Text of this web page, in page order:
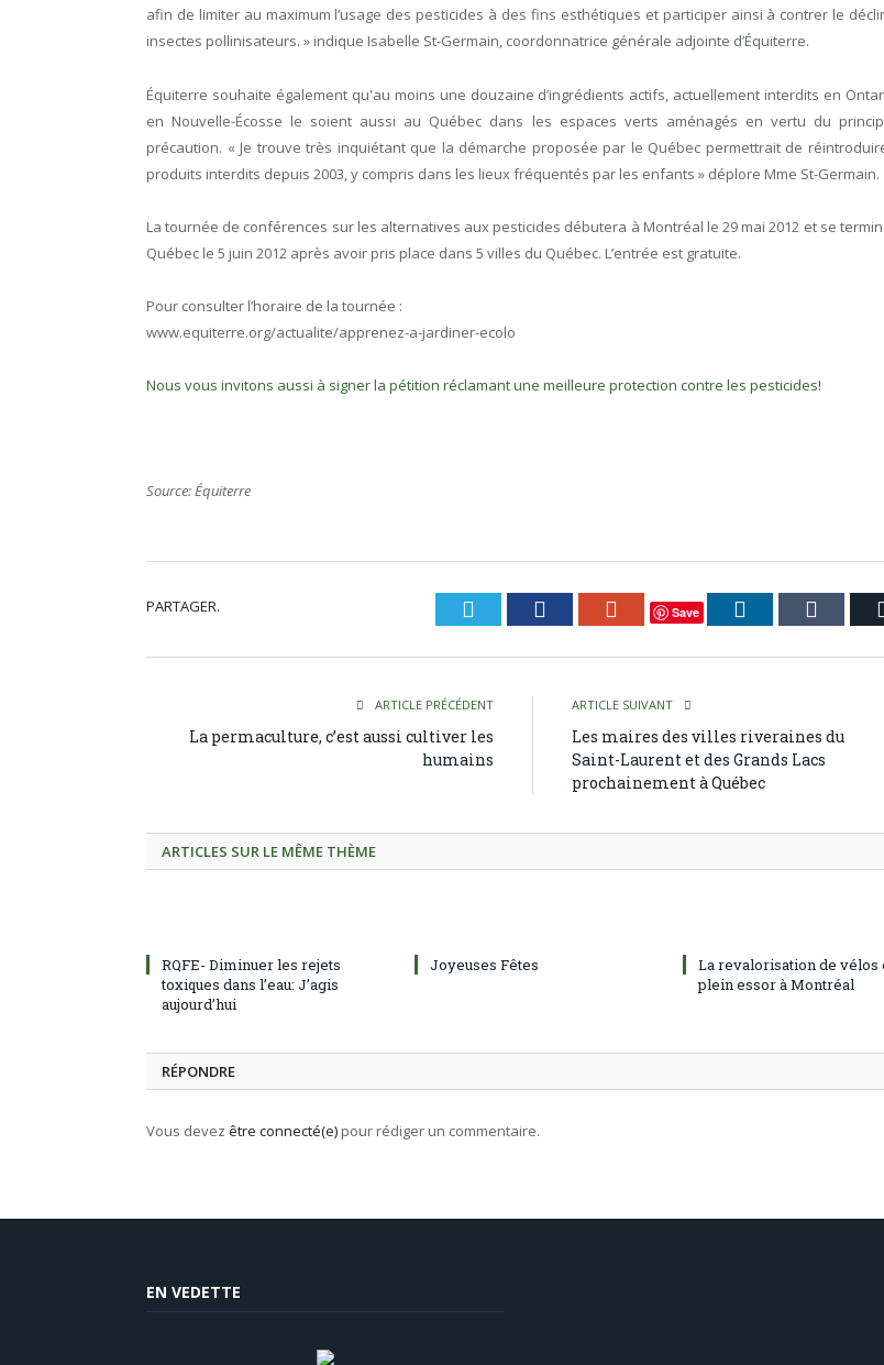
afin de limiter au maximum l’usage des pesticides à des fins esthétiques et participer ainsi à contrer le
insectes pollinisateurs. » indique Isabelle St-Germain, coordonnatrice générale adjointe d’Équiterre.
Équiterre souhaite également qu'au moins une douzaine d’ingrédients actifs, actuellement interdits en
en Nouvelle-Écosse le soient aussi au Québec dans les espaces verts aménagés en vertu du
précaution. « Je trouve très inquiétant que la démarche proposée par le Québec permettrait de
produits interdits depuis 2003, y compris dans les lieux fréquentés par les enfants » déplore Mme St-Germain.
La tournée de conférences sur les alternatives aux pesticides débutera à Montréal le 29 mai 2012 et se
Québec le 5 juin 2012 après avoir pris place dans 5 villes du Québec. L’entrée est gratuite.
Pour consulter l’horaire de la tournée :
www.equiterre.org/actualite/apprenez-a-jardiner-ecolo
Nous vous invitons aussi à signer la pétition réclamant une meilleure protection contre les pesticides!
Source: Équiterre
PARTAGER. Twitter Facebook Google+
Save LinkedIn Tumblr
ARTICLE PRÉCÉDENT
La permaculture, c’est aussi cultiver les
humains
ARTICLE SUIVANT
Les maires des villes riveraines du
Saint-Laurent et des Grands Lacs
prochainement à Québec
ARTICLES SUR LE MÊME THÈME
RQFE- Diminuer les rejets
toxiques dans l’eau: J’agis
aujourd’hui
Joyeuses Fêtes
La revalorisation de vélos
plein essor à Montréal
RÉPONDRE
Vous devez être connecté(e) pour rédiger un commentaire.
EN VEDETTE